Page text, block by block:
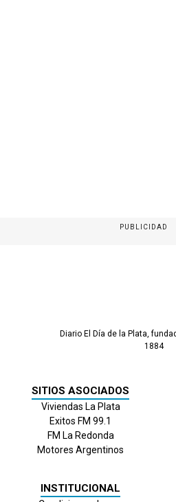
PUBLICIDAD
Diario El Día de la Plata,
1884
SITIOS ASOCIADOS
Viviendas La Plata
Exitos FM 99.1
FM La Redonda
Motores Argentinos
INSTITUCIONAL